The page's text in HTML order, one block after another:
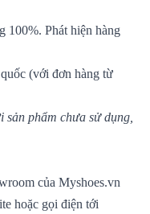
100%. Phát hiện hàng
(với đơn hàng từ
sản phẩm chưa sử dụng,
của Myshoes.vn
hoặc gọi điện tới